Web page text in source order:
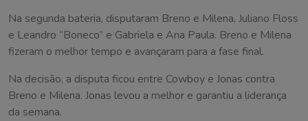
Na segunda bateria, disputaram Breno e Milena, Juliano Floss
e Leandro “Boneco” e Gabriela e Ana Paula. Breno e Milena
fizeram o melhor tempo e avançaram para a fase final.
Na decisão, a disputa ficou entre Cowboy e Jonas contra
Breno e Milena. Jonas levou a melhor e garantiu a liderança
da semana.